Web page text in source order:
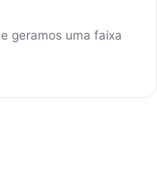
geramos uma faixa